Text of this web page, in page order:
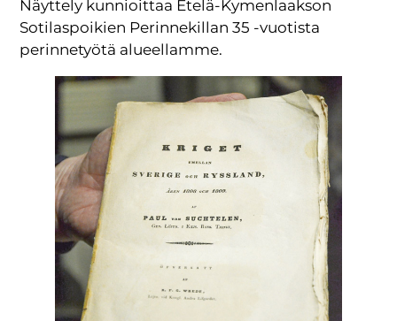
Näyttely kunnioittaa Etelä-Kymenlaakson
Sotilaspoikien Perinnekillan 35 -vuotista
perinnetyötä alueellamme.